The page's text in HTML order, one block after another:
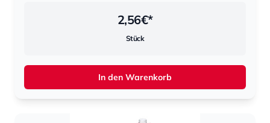
2,56€*
Stück
In den Warenkorb